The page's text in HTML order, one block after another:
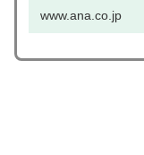
www.ana.co.jp